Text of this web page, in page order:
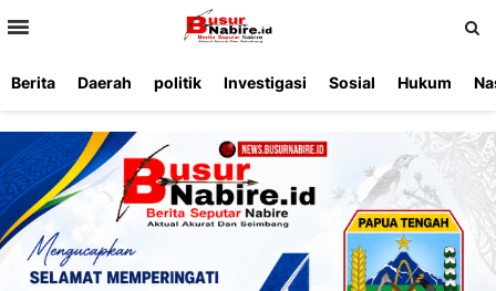
Berita Daerah politik Investigasi Sosial Hukum